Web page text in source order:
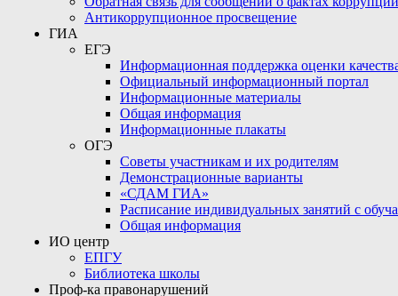
Антикоррупционное просвещение
ГИА
ЕГЭ
Информационная поддержка оценки
Официальный информационный портал
Информационные материалы
Общая информация
Информационные плакаты
ОГЭ
Советы участникам и их родителям
Демонстрационные варианты
«СДАМ ГИА»
Расписание индивидуальных занятий с
Общая информация
ИО центр
ЕПГУ
Библиотека школы
Проф-ка правонарушений